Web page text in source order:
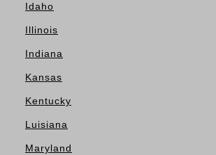
Idaho
Illinois
Indiana
Kansas
Kentucky
Luisiana
Maryland